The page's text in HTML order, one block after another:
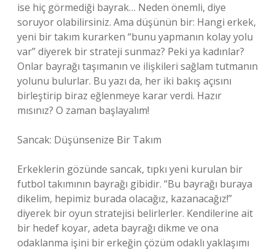
ise hiç görmediği bayrak… Neden önemli, diye
soruyor olabilirsiniz. Ama düşünün bir: Hangi erkek,
yeni bir takım kurarken “bunu yapmanın kolay yolu
var” diyerek bir strateji sunmaz? Peki ya kadınlar?
Onlar bayrağı taşımanın ve ilişkileri sağlam tutmanın
yolunu bulurlar. Bu yazı da, her iki bakış açısını
birleştirip biraz eğlenmeye karar verdi. Hazır
mısınız? O zaman başlayalım!
Sancak: Düşünsenize Bir Takım
Erkeklerin gözünde sancak, tıpkı yeni kurulan bir
futbol takımının bayrağı gibidir. “Bu bayrağı buraya
dikelim, hepimiz burada olacağız, kazanacağız!”
diyerek bir oyun stratejisi belirlerler. Kendilerine ait
bir hedef koyar, adeta bayrağı dikme ve ona
odaklanma işini bir erkeğin çözüm odaklı yaklaşımı